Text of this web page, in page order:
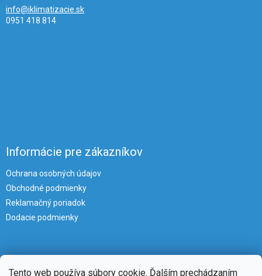
Tento web používa súbory cookie. Ďalším prechádzaním
info@iklimatizacie.sk
0951 418 814
Informácie pre zákazníkov
Ochrana osobných údajov
Obchodné podmienky
Reklamačný poriadok
Dodacie podmienky